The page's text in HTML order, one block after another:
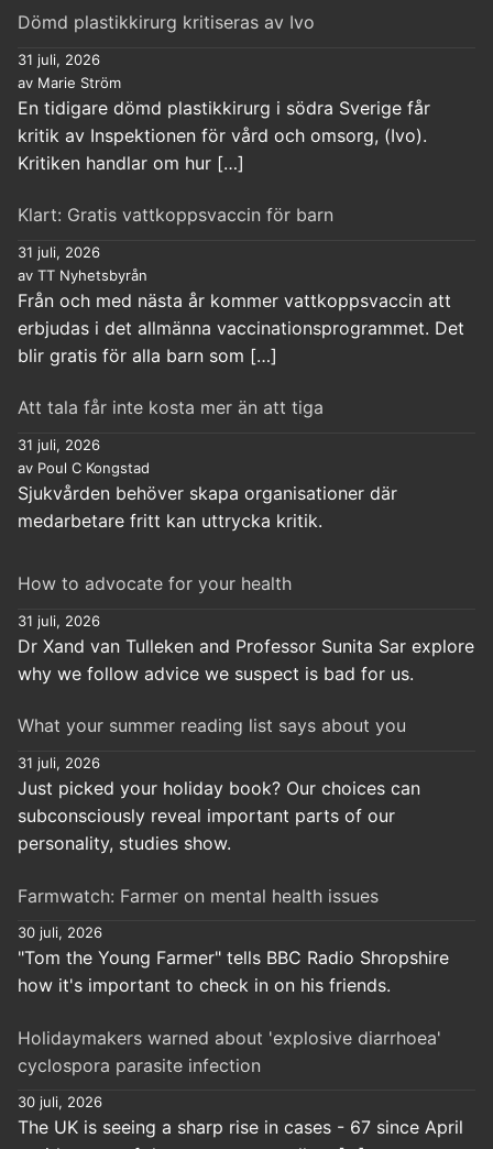
Dömd plastikkirurg kritiseras av Ivo
31 juli, 2026
av Marie Ström
En tidigare dömd plastikkirurg i södra Sverige får
kritik av Inspektionen för vård och omsorg, (Ivo).
Kritiken handlar om hur […]
Klart: Gratis vattkoppsvaccin för barn
31 juli, 2026
av TT Nyhetsbyrån
Från och med nästa år kommer vattkoppsvaccin att
erbjudas i det allmänna vaccinationsprogrammet. Det
blir gratis för alla barn som […]
Att tala får inte kosta mer än att tiga
31 juli, 2026
av Poul C Kongstad
Sjukvården behöver skapa organisationer där
medarbetare fritt kan uttrycka kritik.
How to advocate for your health
31 juli, 2026
Dr Xand van Tulleken and Professor Sunita Sar explore
why we follow advice we suspect is bad for us.
What your summer reading list says about you
31 juli, 2026
Just picked your holiday book? Our choices can
subconsciously reveal important parts of our
personality, studies show.
Farmwatch: Farmer on mental health issues
30 juli, 2026
"Tom the Young Farmer" tells BBC Radio Shropshire
how it's important to check in on his friends.
Holidaymakers warned about 'explosive diarrhoea'
cyclospora parasite infection
30 juli, 2026
The UK is seeing a sharp rise in cases - 67 since April